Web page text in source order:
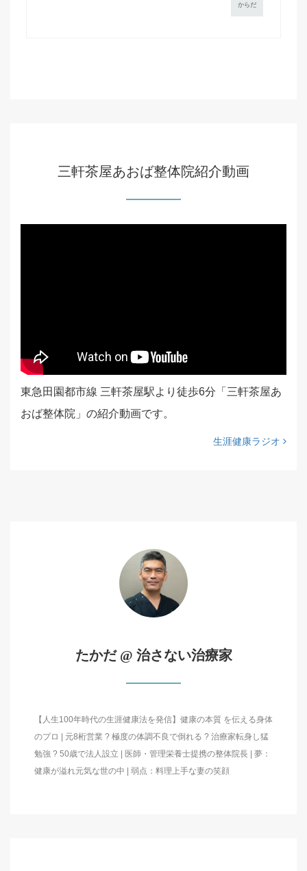
からだ
三軒茶屋あおば整体院紹介動画
東急田園都市線 三軒茶屋駅より徒歩6分「三軒茶屋あ
おば整体院」の紹介動画です。
生涯健康ラジオ
たかだ @ 治さない治療家
【人生100年時代の生涯健康法を発信】健康の本質 を伝える身体
のプロ | 元8桁営業 ? 極度の体調不良で倒れる ? 治療家転身し猛
勉強 ? 50歳で法人設立 | 医師・管理栄養士提携の整体院長 | 夢：
健康が溢れ元気な世の中 | 弱点：料理上手な妻の笑顔